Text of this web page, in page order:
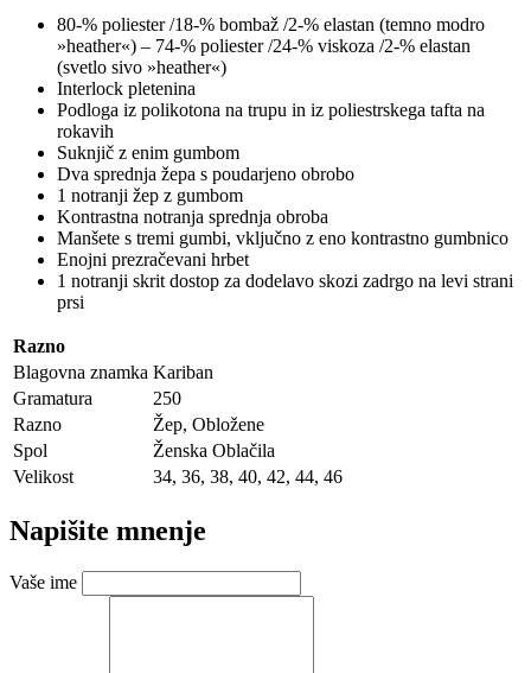
80-% poliester /18-% bombaž /2-% elastan (temno modro
»heather«) – 74-% poliester /24-% viskoza /2-% elastan
(svetlo sivo »heather«)
Interlock pletenina
Podloga iz polikotona na trupu in iz poliestrskega tafta na
rokavih
Suknjič z enim gumbom
Dva sprednja žepa s poudarjeno obrobo
1 notranji žep z gumbom
Kontrastna notranja sprednja obroba
Manšete s tremi gumbi, vključno z eno kontrastno gumbnico
Enojni prezračevani hrbet
1 notranji skrit dostop za dodelavo skozi zadrgo na levi strani
prsi
Razno
Blagovna znamka Kariban
Gramatura
250
Razno
Žep, Obložene
Spol
Ženska Oblačila
Velikost
34, 36, 38, 40, 42, 44, 46
Napišite mnenje
Vaše ime